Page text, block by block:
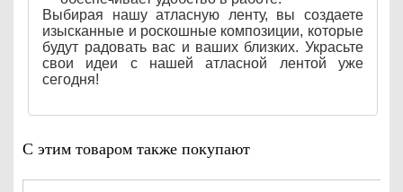
Выбирая нашу атласную ленту, вы создаете
изысканные и роскошные композиции, которые
будут радовать вас и ваших близких. Украсьте
свои идеи с нашей атласной лентой уже
сегодня!
С этим товаром также покупают